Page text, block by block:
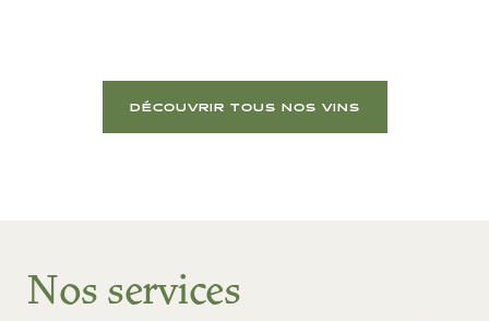
DÉCOUVRIR TOUS NOS VINS
Nos services